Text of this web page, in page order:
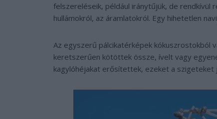
felszereléseik, például iránytűjük, de rendkívül
hullámokról, az áramlatokról. Egy hihetetlen
Az egyszerű pálcikatérképek kókuszrostokból
keretszerűen kötöttek össze, ívelt vagy
kagylóhéjakat erősítettek, ezeket a szigeteket